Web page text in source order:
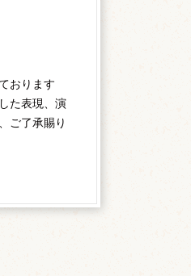
おります
た表現、演
ご了承賜り